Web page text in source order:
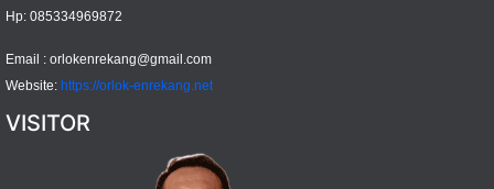
Hp: 085334969872
Email : orlokenrekang@gmail.com
Website: https://orlok-enrekang.net
VISITOR